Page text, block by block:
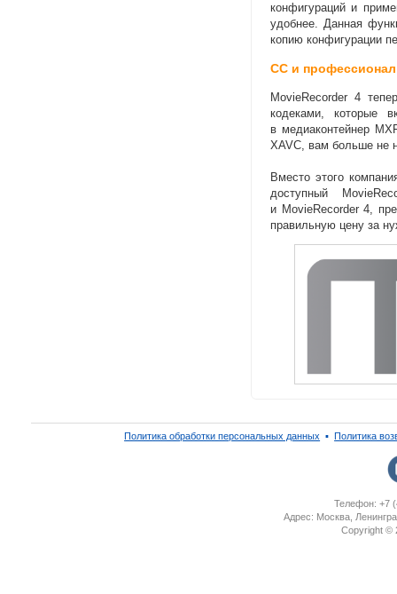
конфигураций и
удобнее. Данная
копию конфигурации
CC и
MovieRecorder 4
кодеками,
которые
в медиаконтейнер
XAVC, вам больше не
Вместо этого
доступный
и MovieRecorder 4,
правильную цену за
Политика обработки персональных данных ▪ Политика
Телефон: +7
Адрес: Москва,
Copyright ©